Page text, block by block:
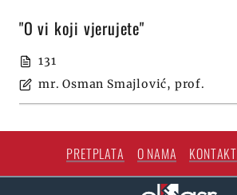
"O vi koji vjerujete"
131
mr. Osman Smajlović, prof.
PRETPLATA O NAMA KONTAKT